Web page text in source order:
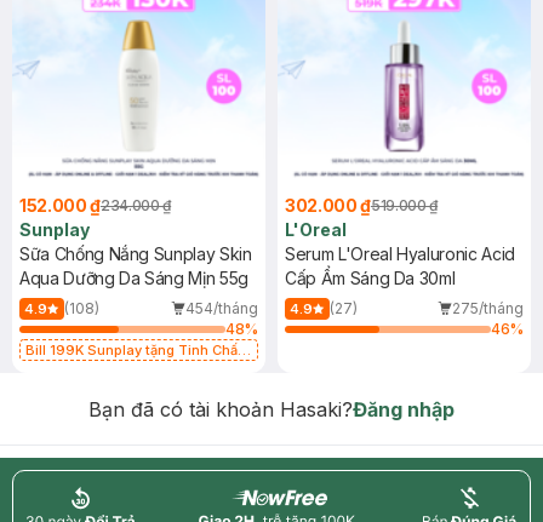
152.000 ₫234.000 ₫
Sunplay
Sữa Chống Nắng Sunplay Skin
Aqua Dưỡng Da Sáng Mịn 55g
4.9 (108)
454/tháng
48%
Bill 199K Sunplay tặng Tinh Chất
302.000 ₫519.000 ₫
L'Oreal
Serum L'Oreal Hyaluronic Acid
Cấp Ẩm Sáng Da 30ml
4.9 (27)
275/tháng
46%
Bạn đã có tài khoản Hasaki?Đăng nhập